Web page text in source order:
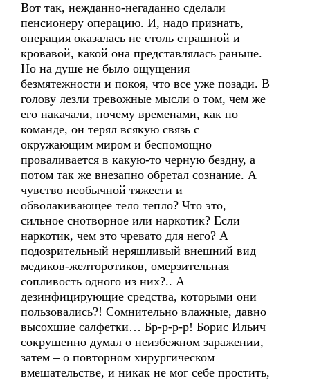
Вот так, нежданно-негаданно сделали
пенсионеру операцию. И, надо признать,
операция оказалась не столь страшной и
кровавой, какой она представлялась раньше.
Но на душе не было ощущения
безмятежности и покоя, что все уже позади. В
голову лезли тревожные мысли о том, чем же
его накачали, почему временами, как по
команде, он терял всякую связь с
окружающим миром и беспомощно
проваливается в какую-то черную бездну, а
потом так же внезапно обретал сознание. А
чувство необычной тяжести и
обволакивающее тело тепло? Что это,
сильное снотворное или наркотик? Если
наркотик, чем это чревато для него? А
подозрительный неряшливый внешний вид
медиков-желторотиков, омерзительная
сопливость одного из них?.. А
дезинфицирующие средства, которыми они
пользовались?! Сомнительно влажные, давно
высохшие салфетки… Бр-р-р-р! Борис Ильич
сокрушенно думал о неизбежном заражении,
затем – о повторном хирургическом
вмешательстве, и никак не мог себе простить,